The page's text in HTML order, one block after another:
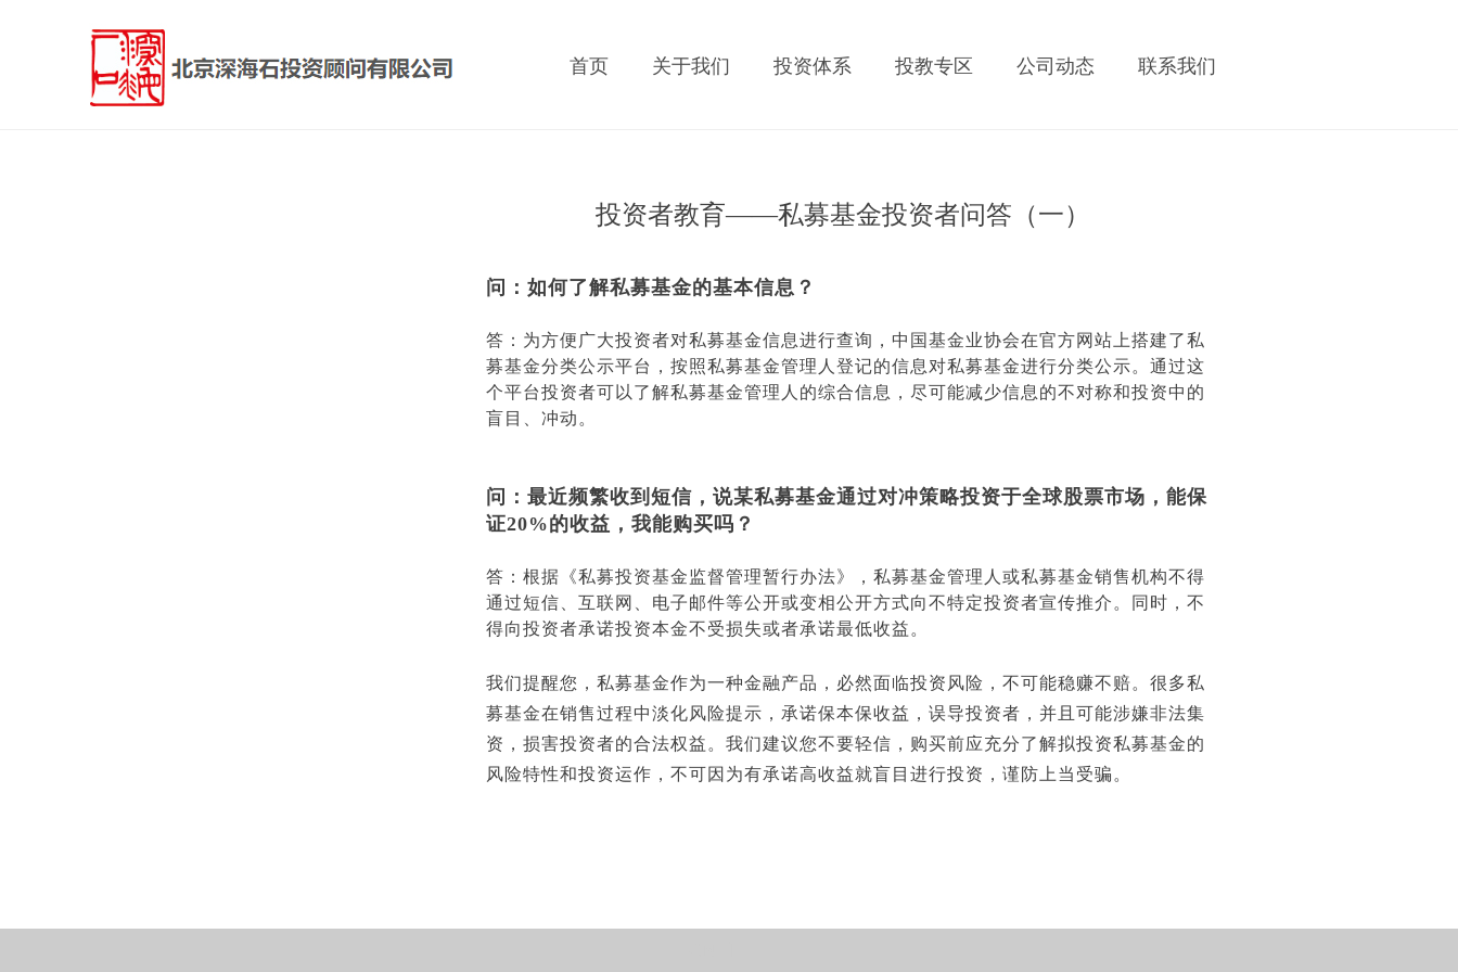
首页 关于我们 投资体系 投教专区 公司动态 联系我们
​​​​投资者教育——私募基金投资者问答（一）
问：如何了解私募基金的基本信息？
答：为方便广大投资者对私募基金信息进行查询，中国基金业协会在官方网站上搭建了私
募基金分类公示平台，按照私募基金管理人登记的信息对私募基金进行分类公示。通过这
个平台投资者可以了解私募基金管理人的综合信息，尽可能减少信息的不对称和投资中的
盲目、冲动。
问：最近频繁收到短信，说某私募基金通过对冲策略投资于全球股票市场，能保
证20%的收益，我能购买吗？
答：根据《私募投资基金监督管理暂行办法》，私募基金管理人或私募基金销售机构不得
通过短信、互联网、电子邮件等公开或变相公开方式向不特定投资者宣传推介。同时，不
得向投资者承诺投资本金不受损失或者承诺最低收益。
我们提醒您，私募基金作为一种金融产品，必然面临投资风险，不可能稳赚不赔。很多私
募基金在销售过程中淡化风险提示，承诺保本保收益，误导投资者，并且可能涉嫌非法集
资，损害投资者的合法权益。我们建议您不要轻信，购买前应充分了解拟投资私募基金的
风险特性和投资运作，不可因为有承诺高收益就盲目进行投资，谨防上当受骗。